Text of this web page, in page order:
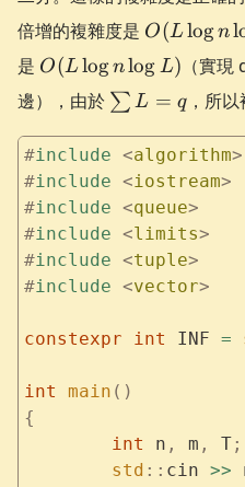
倍增的複雜度是 O(L
\log
n
\log
O(Llogn
是 O(L
\log
n
\log
L)
O(Llognlog L) （實
邊），由於 \sum
L =
∑ L = q，所以
#include <algorithm>
#include <iostream>
#include <queue>
#include <limits>
#include <tuple>
#include <vector>
constexpr int INF =
int main ()
{
	int
n , m , T;
	std
:: cin >>